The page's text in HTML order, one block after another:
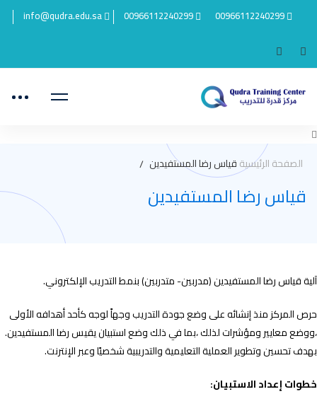
00966112240299
00966112240299
info@qudra.edu.sa
الصفحة الرئيسيةقياس رضا المستفيدين
قياس رضا المستفيدين
قياس
رضا
المستفيدين
آلية قياس رضا المستفيدين (مدربين- متدربين) بنمط التدريب الإلكتروني.
حرص المركز منذ إنشائه على وضع جودة التدريب وجهاً لوجه كأحد أهدافه الأولى
،ووضع معايير ومؤشرات لذلك ،بما في ذلك وضع استبيان يقيس رضا المستفيدين.
بهدف تحسين وتطوير العملية التعليمية والتدريبية شخصيًا وعبر الإنترنت.
خطوات إعداد الاستبيان: